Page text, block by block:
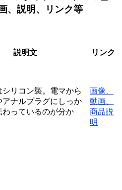
、説明、リンク等
説明文 リンク
リコン製。電マから
アナルプラグにしっか
わっているのが分か
画像、
動画、
商品説
明